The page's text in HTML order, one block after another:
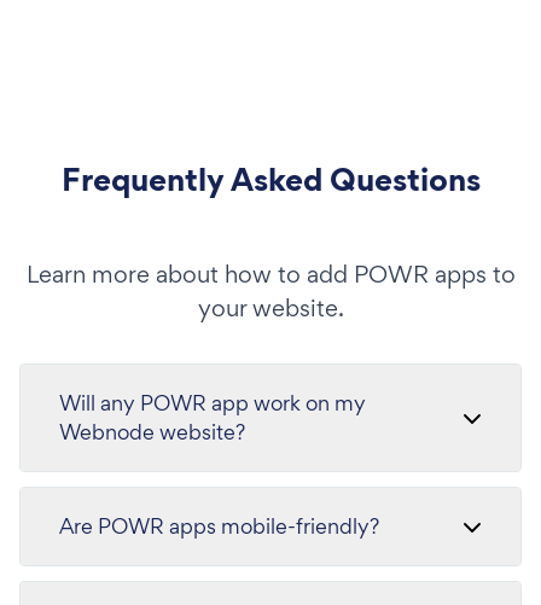
Frequently Asked Questions
Learn more about how to add POWR apps to
your website.
Will any POWR app work on my
Webnode website?
Are POWR apps mobile-friendly?